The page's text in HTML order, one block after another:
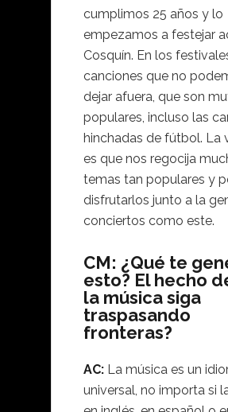
cumplimos 25 años y lo
empezamos a festejar
Cosquín. En los
canciones que no
dejar afuera, que son
populares, incluso las
hinchadas de fútbol. La
es que nos regocija
temas tan populares y
disfrutarlos junto a la
conciertos como este.
CM: ¿Qué te
esto? El hecho
la música siga
traspasando
fronteras?
AC: La música es un
universal, no importa si